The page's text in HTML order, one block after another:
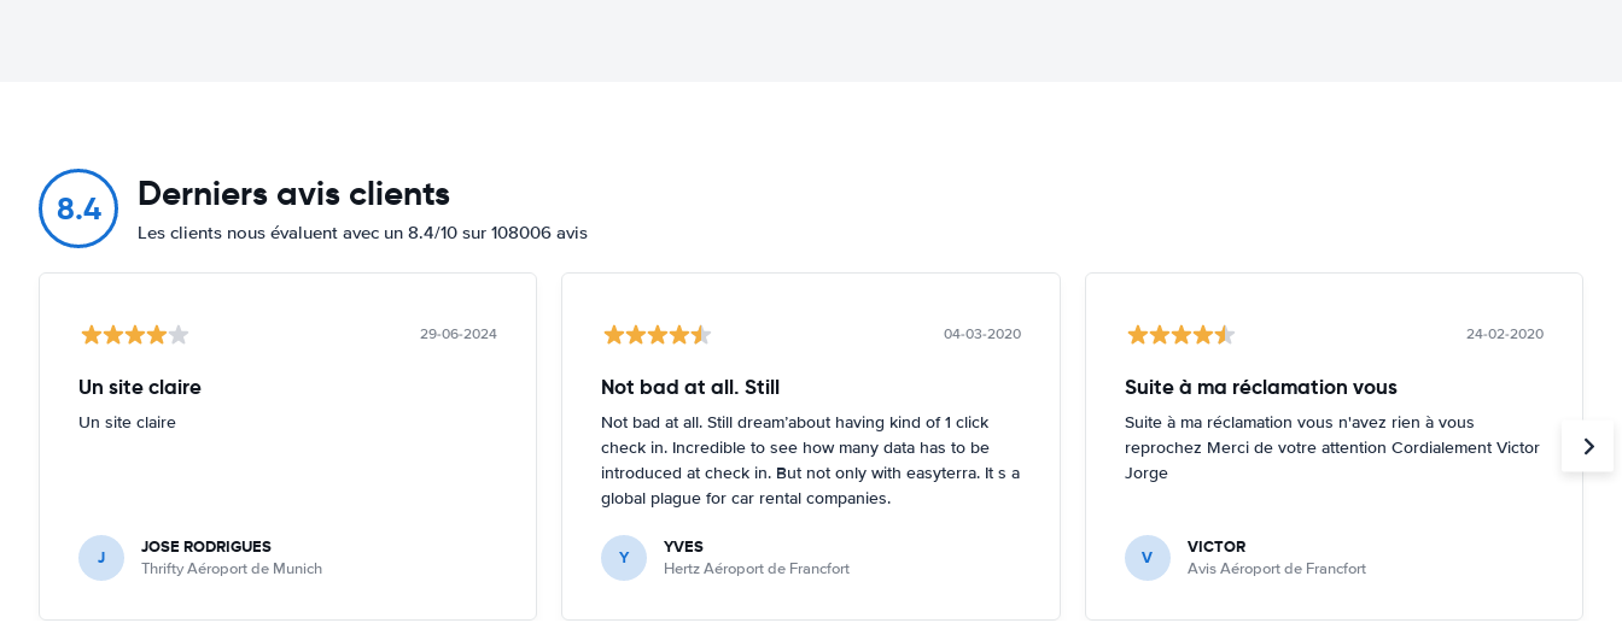
8.4 Derniers avis clients
Les clients nous évaluent avec un 8.4/10 sur 108006 avis
29-06-2024
Un site claire
Un site claire
J JOSE RODRIGUES
Thrifty Aéroport de Munich
04-03-2020
Not bad at all. Still
Not bad at all. Still dream’about having kind of 1 click
check in. Incredible to see how many data has to be
introduced at check in. But not only with easyterra. It s a
global plague for car rental companies.
Y YVES
Hertz Aéroport de Francfort
24-02-2020
Suite à ma réclamation vous
Suite à ma réclamation vous n'avez rien à vous
reprochez Merci de votre attention Cordialement Victor
Jorge
V VICTOR
Avis Aéroport de Francfort